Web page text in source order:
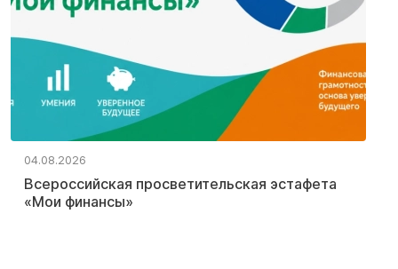
04.08.2026
Всероссийская просветительская эстафета
«Мои финансы»